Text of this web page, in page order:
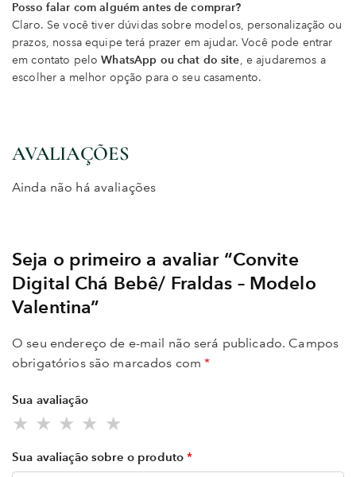
Posso falar com alguém antes de comprar?
Claro. Se você tiver dúvidas sobre modelos, personalização ou
prazos, nossa equipe terá prazer em ajudar. Você pode entrar
em contato peloWhatsApp ou chat do site, e ajudaremos a
escolher a melhor opção para o seu casamento.
AVALIAÇÕES
Ainda não há avaliações
Seja o primeiro a avaliar “Convite
Digital Chá Bebê/ Fraldas – Modelo
Valentina”
O seu endereço de e-mail não será publicado. Campos
obrigatórios são marcados com*
Sua avaliação
Sua avaliação sobre o produto*